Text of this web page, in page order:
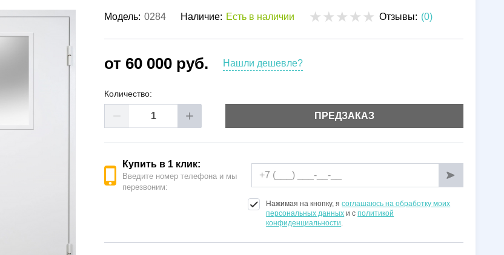
(19)
Установка
Модель: 0284 Наличие: Есть в наличии Отзывы: (0)
от 60 000 руб. Нашли дешевле?
Количество:
ПРЕДЗАКАЗ
Купить в 1 клик:
Введите номер телефона и мы
перезвоним:
Нажимая на кнопку, ясоглашаюсь на обработку моих
персональных данных и сполитикой
конфиденциальности.